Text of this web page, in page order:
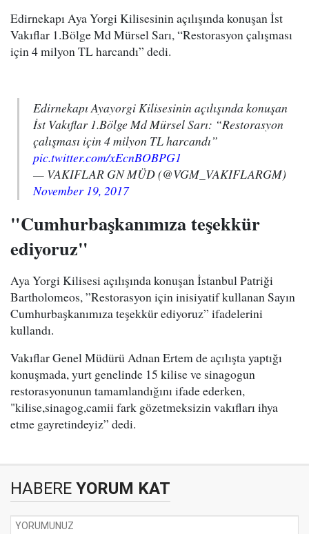
Edirnekapı Aya Yorgi Kilisesinin açılışında konuşan İst
Vakıflar 1.Bölge Md Mürsel Sarı, “Restorasyon çalışması
için 4 milyon TL harcandı” dedi.
Edirnekapı Ayayorgi Kilisesinin açılışında konuşan
İst Vakıflar 1.Bölge Md Mürsel Sarı: “Restorasyon
çalışması için 4 milyon TL harcandı”
pic.twitter.com/xEcnBOBPG1
— VAKIFLAR GN MÜD (@VGM_VAKIFLARGM)
November 19, 2017
"Cumhurbaşkanımıza teşekkür
ediyoruz"
Aya Yorgi Kilisesi açılışında konuşan İstanbul Patriği
Bartholomeos, ”Restorasyon için inisiyatif kullanan Sayın
Cumhurbaşkanımıza teşekkür ediyoruz” ifadelerini
kullandı.
Vakıflar Genel Müdürü Adnan Ertem de açılışta yaptığı
konuşmada, yurt genelinde 15 kilise ve sinagogun
restorasyonunun tamamlandığını ifade ederken,
"kilise,sinagog,camii fark gözetmeksizin vakıfları ihya
etme gayretindeyiz” dedi.
HABERE YORUM KAT